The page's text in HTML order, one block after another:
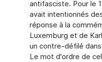
antifasciste. Pour le
avait intentionnés
réponse à la
Luxemburg et de
un contre-défilé
Le mot d'ordre de